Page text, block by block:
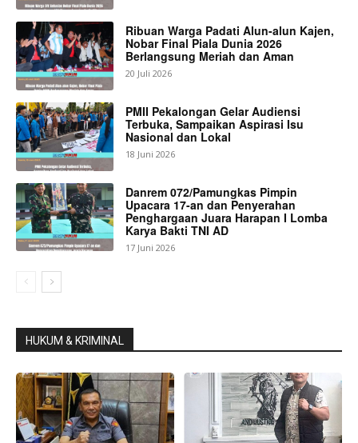
Ribuan Warga Padati Alun-alun Kajen,
Nobar Final Piala Dunia 2026
Berlangsung Meriah dan Aman
20 Juli 2026
PMII Pekalongan Gelar Audiensi
Terbuka, Sampaikan Aspirasi Isu
Nasional dan Lokal
18 Juni 2026
Danrem 072/Pamungkas Pimpin
Upacara 17-an dan Penyerahan
Penghargaan Juara Harapan I Lomba
Karya Bakti TNI AD
17 Juni 2026
HUKUM & KRIMINAL